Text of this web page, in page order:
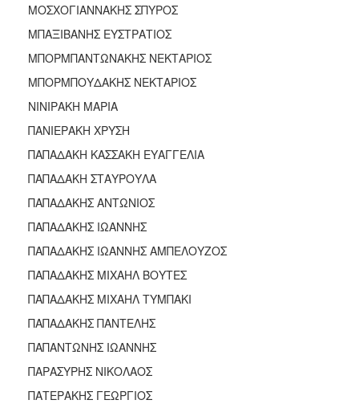
ΜΟΣΧΟΓΙΑΝΝΑΚΗΣ ΣΠΥΡΟΣ
ΜΠΑΞΙΒΑΝΗΣ ΕΥΣΤΡΑΤΙΟΣ
ΜΠΟΡΜΠΑΝΤΩΝΑΚΗΣ ΝΕΚΤΑΡΙΟΣ
ΜΠΟΡΜΠΟΥΔΑΚΗΣ ΝΕΚΤΑΡΙΟΣ
ΝΙΝΙΡΑΚΗ ΜΑΡΙΑ
ΠΑΝΙΕΡΑΚΗ ΧΡΥΣΗ
ΠΑΠΑΔΑΚΗ ΚΑΣΣΑΚΗ ΕΥΑΓΓΕΛΙΑ
ΠΑΠΑΔΑΚΗ ΣΤΑΥΡΟΥΛΑ
ΠΑΠΑΔΑΚΗΣ ΑΝΤΩΝΙΟΣ
ΠΑΠΑΔΑΚΗΣ ΙΩΑΝΝΗΣ
ΠΑΠΑΔΑΚΗΣ ΙΩΑΝΝΗΣ ΑΜΠΕΛΟΥΖΟΣ
ΠΑΠΑΔΑΚΗΣ ΜΙΧΑΗΛ ΒΟΥΤΕΣ
ΠΑΠΑΔΑΚΗΣ ΜΙΧΑΗΛ ΤΥΜΠΑΚΙ
ΠΑΠΑΔΑΚΗΣ ΠΑΝΤΕΛΗΣ
ΠΑΠΑΝΤΩΝΗΣ ΙΩΑΝΝΗΣ
ΠΑΡΑΣΥΡΗΣ ΝΙΚΟΛΑΟΣ
ΠΑΤΕΡΑΚΗΣ ΓΕΩΡΓΙΟΣ